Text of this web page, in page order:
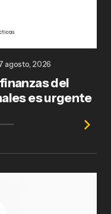
del
es urgente
agosto, 2026